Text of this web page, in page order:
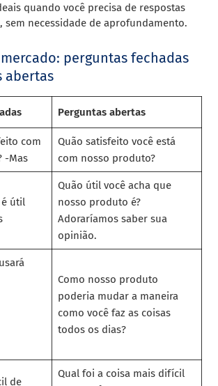
quando você precisa de respostas
sem necessidade de aprofundamento.
perguntas fechadas
abertas
Perguntas abertas
com
-Mas
Quão satisfeito você está
com nosso produto?
útil
Quão útil você acha que
nosso produto é?
Adoraríamos saber sua
opinião.
Como nosso produto
poderia mudar a maneira
como você faz as coisas
todos os dias?
de
Qual foi a coisa mais difícil